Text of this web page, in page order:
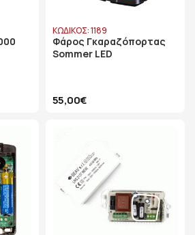
ΚΩΔΙΚΟΣ: 1189
Φάρος Γκαραζόπορτας
Sommer LED
55,00€